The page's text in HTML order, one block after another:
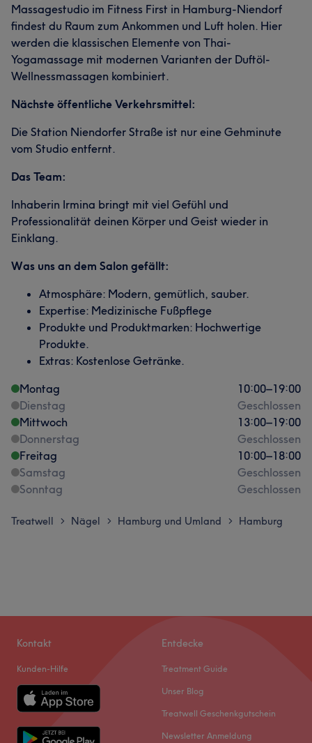
Massagestudio im Fitness First in Hamburg-Niendorf
findest du Raum zum Ankommen und Luft holen. Hier
werden die klassischen Elemente von Thai-
Yogamassage mit modernen Varianten der Duftöl-
Wellnessmassagen kombiniert.
Nächste öffentliche Verkehrsmittel:
Die Station Niendorfer Straße ist nur eine Gehminute
vom Studio entfernt.
Das Team:
Inhaberin Irmina bringt mit viel Gefühl und
Professionalität deinen Körper und Geist wieder in
Einklang.
Was uns an dem Salon gefällt:
Atmosphäre: Modern, gemütlich, sauber.
Expertise: Medizinische Fußpflege
Produkte und Produktmarken: Hochwertige
Produkte.
Extras: Kostenlose Getränke.
Montag
10:00–19:00
Dienstag
Geschlossen
Mittwoch
13:00–19:00
Donnerstag
Geschlossen
Freitag
10:00–18:00
Samstag
Geschlossen
Sonntag
Geschlossen
Treatwell > Nägel > Hamburg und Umland > Hamburg
Kontakt
Kunden-Hilfe
Entdecke
Treatment Guide
Unser Blog
Treatwell Geschenkgutschein
Newsletter Anmeldung